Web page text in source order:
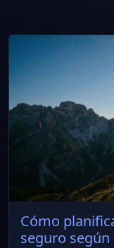
Cómo
seguro según